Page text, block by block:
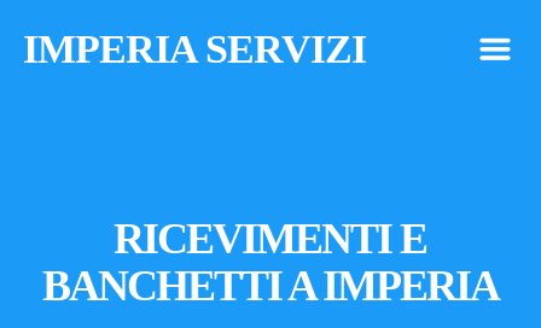
IMPERIA SERVIZI m
RICEVIMENTI E
BANCHETTI A IMPERIA